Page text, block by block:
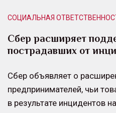
СОЦИАЛЬНАЯ
Сбер расширяет
пострадавших от
Сбер объявляет о
предпринимателей, чьи
в результате инцидентов